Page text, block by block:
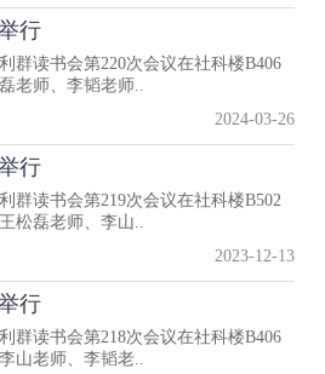
行
群读书会第220次会议在社科楼B406
老师、李韬老师..
2024-03-26
行
群读书会第219次会议在社科楼B502
松磊老师、李山..
2023-12-13
行
群读书会第218次会议在社科楼B406
山老师、李韬老..